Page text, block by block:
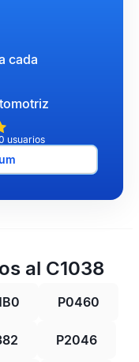
cada
usuarios
al C1038
P0460
P2046